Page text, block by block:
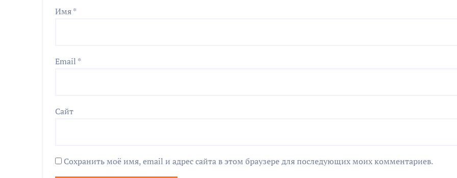
Имя*
Email *
Сайт
Сохранить моё имя, email и адрес сайта в этом браузере для последующих моих комментариев.